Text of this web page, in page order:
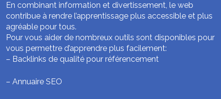
En combinant information et divertissement, le web
contribue à rendre l’apprentissage plus accessible et plus
agréable pour tous.
Pour vous aider de nombreux outils sont disponibles pour
vous permettre d’apprendre plus facilement:
– Backlinks de qualité pour référencement
– Annuaire SEO